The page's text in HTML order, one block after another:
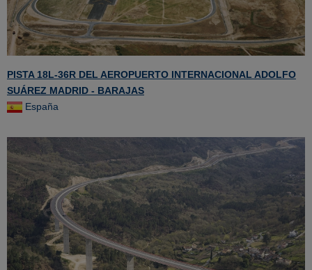
PISTA 18L-36R DEL AEROPUERTO INTERNACIONAL ADOLFO
SUÁREZ MADRID - BARAJAS
España